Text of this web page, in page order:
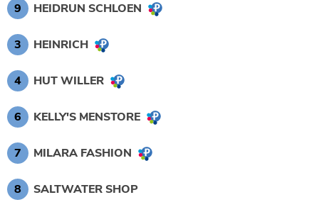
9 HEIDRUN SCHLOEN
3 HEINRICH
4 HUT WILLER
6 KELLY'S MENSTORE
7 MILARA FASHION
8 SALTWATER SHOP